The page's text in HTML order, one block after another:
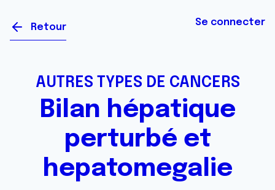
Retour Se connecter
AUTRES TYPES DE CANCERS
Bilan hépatique
perturbé et
hepatomegalie